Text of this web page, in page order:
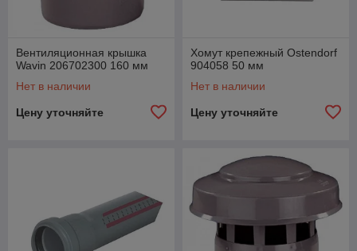
Вентиляционная крышка
Wavin 206702300 160 мм
Нет в наличии
Цену уточняйте
Хомут крепежный Ostendorf
904058 50 мм
Нет в наличии
Цену уточняйте